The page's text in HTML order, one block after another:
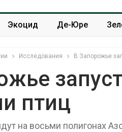
Экоцид Де-Юре
Исследования В Запорожье
птиц
на восьми полигонах